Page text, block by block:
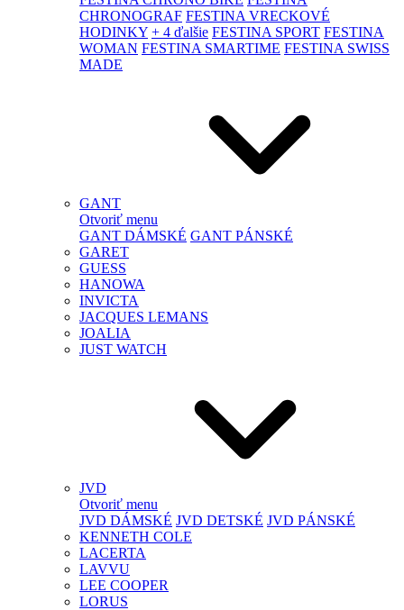
CHRONOGRAF FESTINA VRECKOVÉ
HODINKY + 4 ďalšie FESTINA SPORT FESTINA
WOMAN FESTINA SMARTIME FESTINA SWISS
MADE
GANT
Otvoriť menu
GANT DÁMSKÉ GANT PÁNSKÉ
GARET
GUESS
HANOWA
INVICTA
JACQUES LEMANS
JOALIA
JUST WATCH
JVD
Otvoriť menu
JVD DÁMSKÉ JVD DETSKÉ JVD PÁNSKÉ
KENNETH COLE
LACERTA
LAVVU
LEE COOPER
LORUS